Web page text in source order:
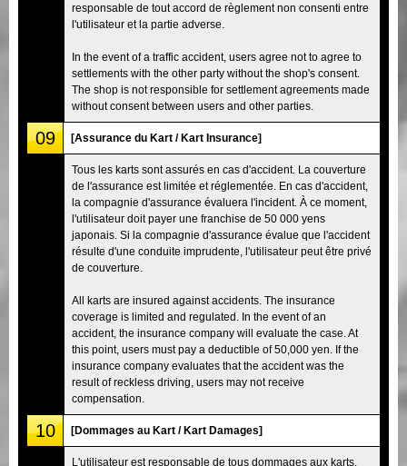
responsable de tout accord de règlement non consenti entre
l'utilisateur et la partie adverse.
In the event of a traffic accident, users agree not to agree to
settlements with the other party without the shop's consent.
The shop is not responsible for settlement agreements made
without consent between users and other parties.
09 [Assurance du Kart / Kart Insurance]
Tous les karts sont assurés en cas d'accident. La couverture
de l'assurance est limitée et réglementée. En cas d'accident,
la compagnie d'assurance évaluera l'incident. À ce moment,
l'utilisateur doit payer une franchise de 50 000 yens
japonais. Si la compagnie d'assurance évalue que l'accident
résulte d'une conduite imprudente, l'utilisateur peut être privé
de couverture.
All karts are insured against accidents. The insurance
coverage is limited and regulated. In the event of an
accident, the insurance company will evaluate the case. At
this point, users must pay a deductible of 50,000 yen. If the
insurance company evaluates that the accident was the
result of reckless driving, users may not receive
compensation.
10 [Dommages au Kart / Kart Damages]
L'utilisateur est responsable de tous dommages aux karts.